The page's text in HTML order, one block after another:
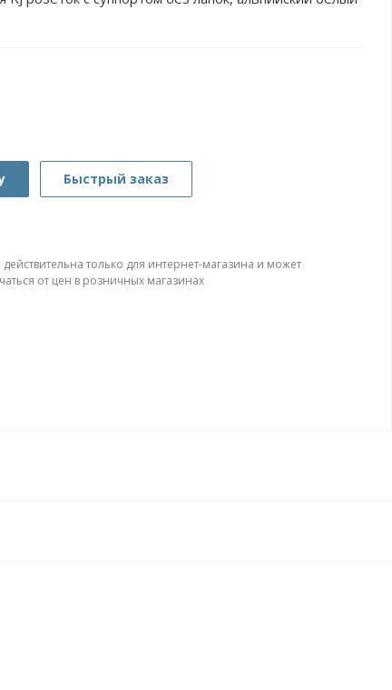
Быстрый заказ
действительна только для интернет-магазина и может
от цен в розничных магазинах